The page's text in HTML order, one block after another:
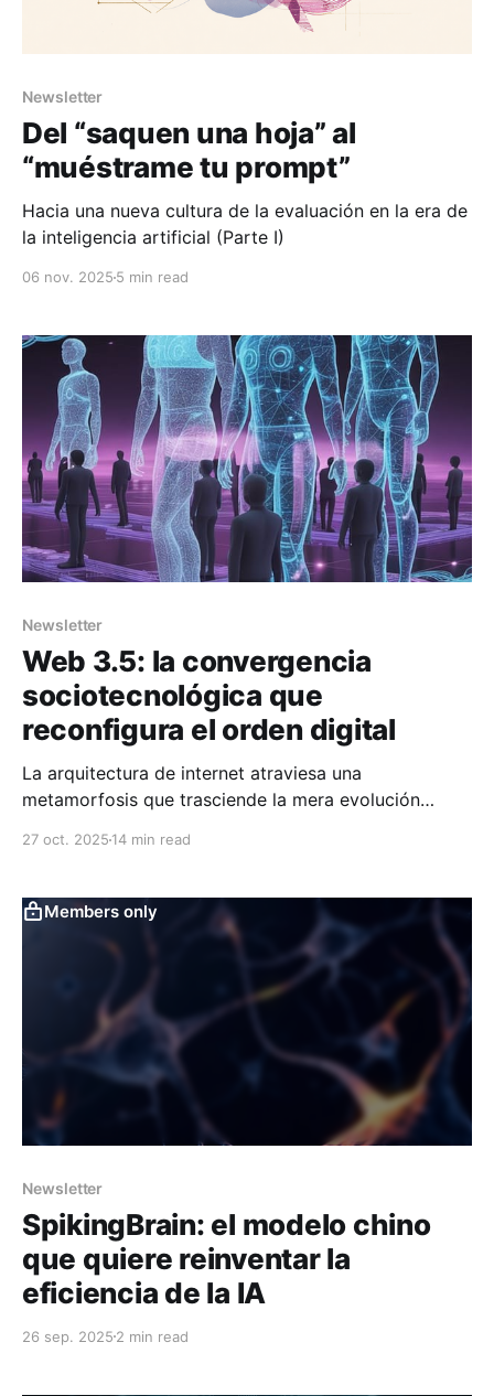
Newsletter
Del “saquen una hoja” al
“muéstrame tu prompt”
Hacia una nueva cultura de la evaluación en la era de
la inteligencia artificial (Parte I)
06 nov. 2025 5 min read
Newsletter
Web 3.5: la convergencia
sociotecnológica que
reconfigura el orden digital
La arquitectura de internet atraviesa una
metamorfosis que trasciende la mera evolución
sistemas que hasta hace poco operaban en silos
diferenciados. Esta fase —más transicional que
definitiva— configura el sustrato
27 oct. 2025 14 min read
Members only
Newsletter
SpikingBrain: el modelo chino
que quiere reinventar la
eficiencia de la IA
26 sep. 2025 2 min read